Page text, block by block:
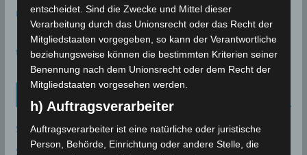
meteoblue
time.is - Sonnenzeiten
Neueinträge Glossar
Sommer 2003
Sturmflut
entscheidet. Sind die Zwecke und Mittel dieser
Verarbeitung durch das Unionsrecht oder das Recht der
Mitgliedstaaten vorgegeben, so kann der Verantwortliche
beziehungsweise können die bestimmten Kriterien seiner
Benennung nach dem Unionsrecht oder dem Recht der
Mitgliedstaaten vorgesehen werden.
h) Auftragsverarbeiter
Auftragsverarbeiter ist eine natürliche oder juristische
Person, Behörde, Einrichtung oder andere Stelle, die